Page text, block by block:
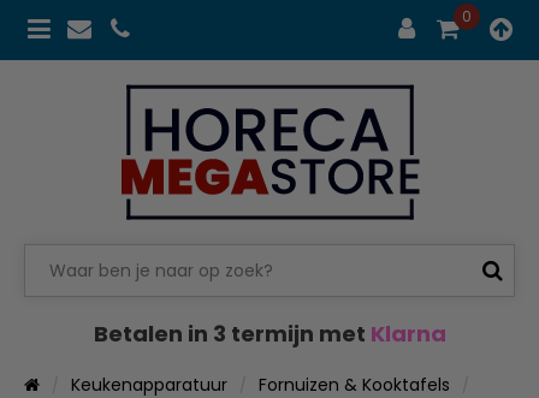
0
Betalen in 3 termijn met Klarna
Keukenapparatuur
Fornuizen & Kooktafels